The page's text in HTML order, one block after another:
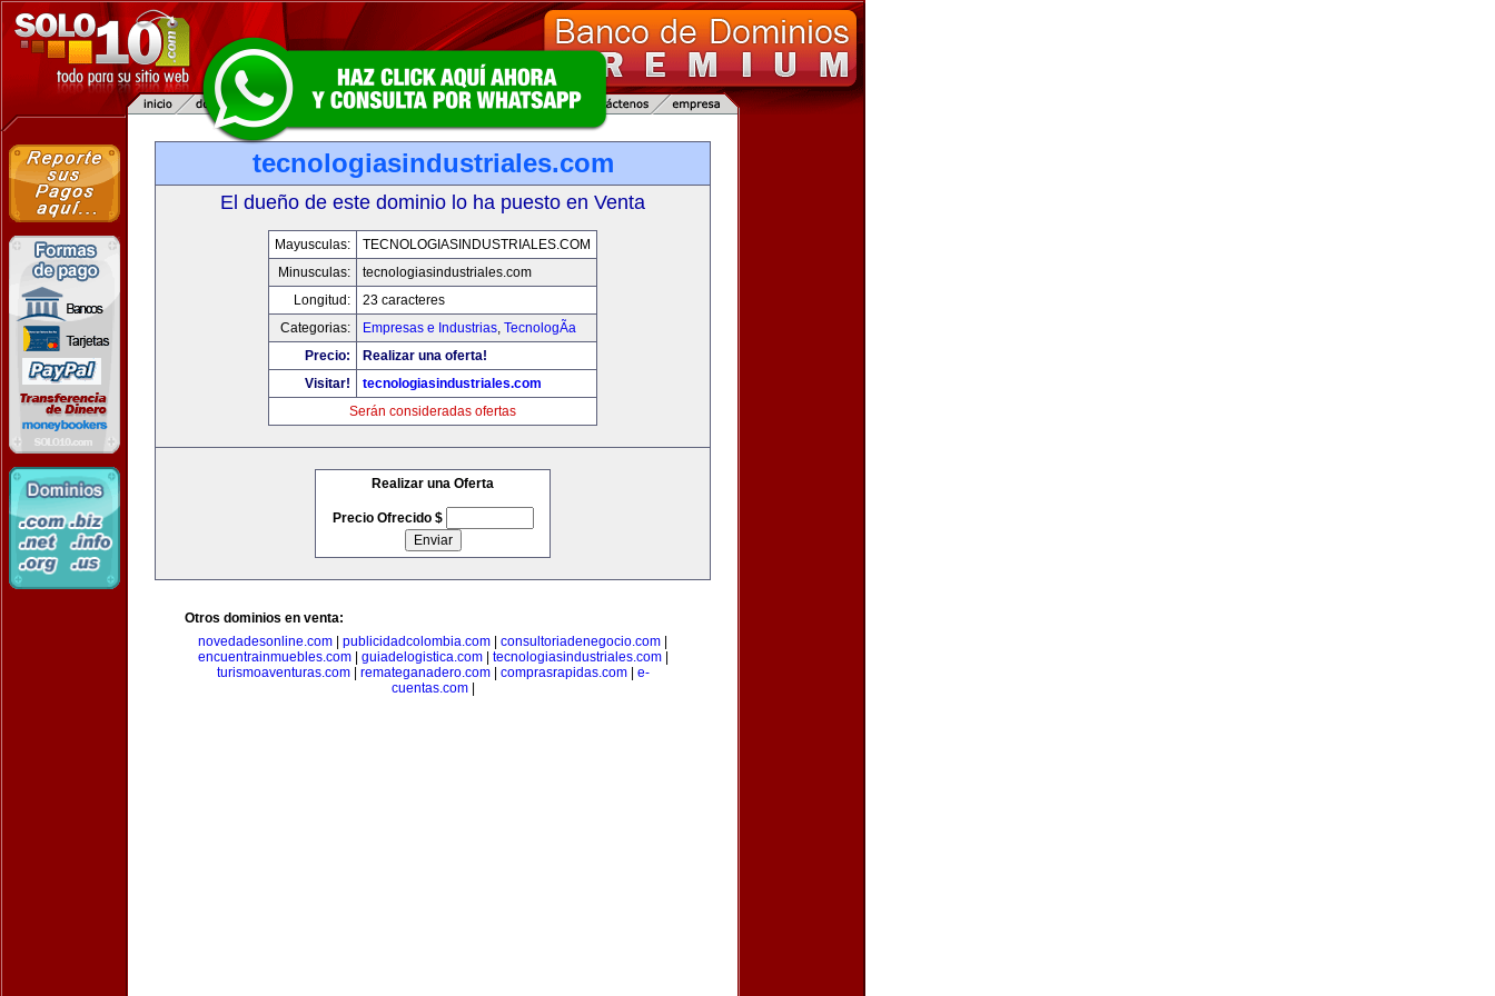
tecnologiasindustriales.com
El dueño de este dominio lo ha puesto en Venta
Mayusculas:
TECNOLOGIASINDUSTRIALES.COM
Minusculas:
tecnologiasindustriales.com
Longitud:
23 caracteres
Categorias:
Empresas e Industrias, TecnologÃ­a
Precio:
Realizar una oferta!
Visitar!
tecnologiasindustriales.com
Serán consideradas ofertas
Realizar una Oferta
Precio Ofrecido $
Otros dominios en venta:
novedadesonline.com
publicidadcolombia.com consultoriadenegocio.com
encuentrainmuebles.com| guiadelogistica.com| tecnologiasindustriales.com|
turismoaventuras.com| remateganadero.com| comprasrapidas.com| e-
cuentas.com|